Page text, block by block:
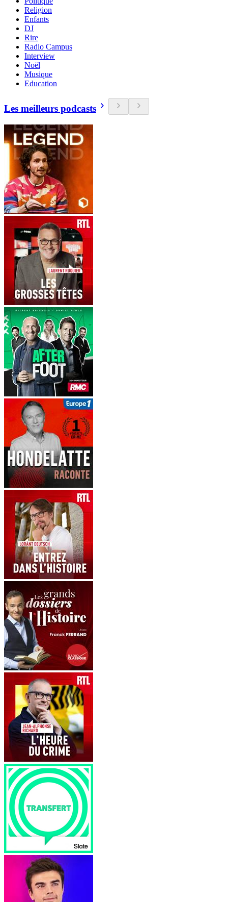
Religion
Enfants
DJ
Rire
Radio Campus
Interview
Noël
Musique
Education
Les meilleurs podcasts